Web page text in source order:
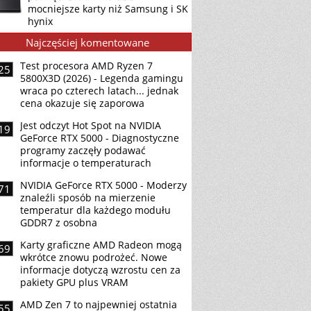
mocniejsze karty niż Samsung i SK
hynix
Najczęściej komentowane
Test procesora AMD Ryzen 7
5800X3D (2026) - Legenda gamingu
wraca po czterech latach... jednak
cena okazuje się zaporowa
Jest odczyt Hot Spot na NVIDIA
GeForce RTX 5000 - Diagnostyczne
programy zaczęły podawać
informacje o temperaturach
NVIDIA GeForce RTX 5000 - Moderzy
znaleźli sposób na mierzenie
temperatur dla każdego modułu
GDDR7 z osobna
Karty graficzne AMD Radeon mogą
wkrótce znowu podrożeć. Nowe
informacje dotyczą wzrostu cen za
pakiety GPU plus VRAM
AMD Zen 7 to najpewniej ostatnia